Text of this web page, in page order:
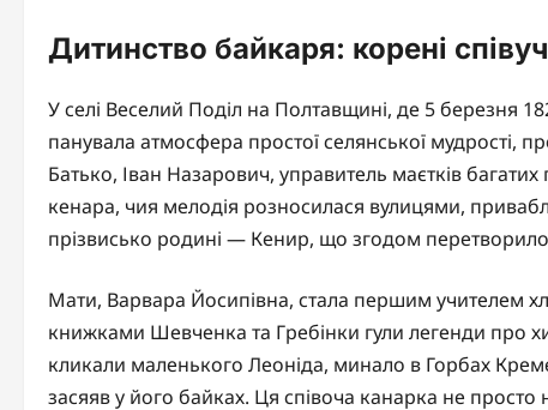
Дитинство байкаря: корені
У селі Веселий Поділ на Полтавщині, де 5 березня
панувала атмосфера простої селянської мудрості,
Батько, Іван Назарович, управитель маєтків
кенара, чия мелодія розносилася вулицями,
прізвисько родині — Кенир, що згодом
Мати, Варвара Йосипівна, стала першим учителем
книжками Шевченка та Гребінки гули легенди про
кликали маленького Леоніда, минало в Горбах
засяяв у його байках. Ця співоча канарка не просто